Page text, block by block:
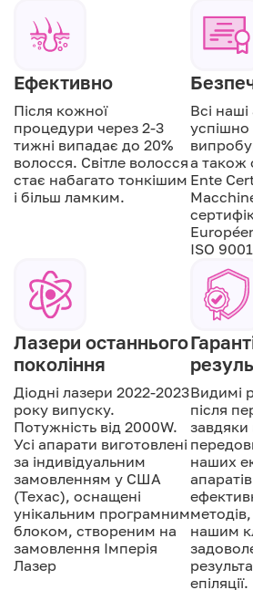
Ефективно
Після кожної
процедури через 2-3
тижні випадає до 20%
волосся. Світле волосся
стає набагато тонкішим
і більш ламким.
Всі
а також
Ente
ISO
Лазери останнього
покоління
Діодні лазери 2022-2023
року випуску.
Потужність від 2000W.
Усі апарати виготовлені
за індивідуальним
замовленням у США
(Техас), оснащені
унікальним програмним
блоком, створеним на
замовлення Імперія
Лазер
Видимі
після
наших
нашим
епіляції.